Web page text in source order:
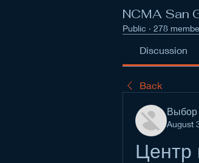
NCMA San
Public · 278
Discussion
Back
Выбор
August
Центр